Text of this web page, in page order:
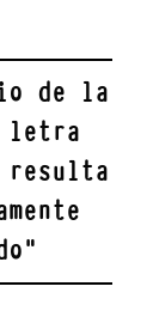
de la
letra
"